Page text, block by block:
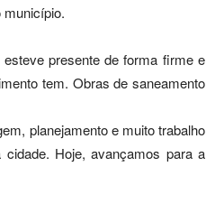
município.
presente de forma firme e
tem. Obras de saneamento
planejamento e muito trabalho
Hoje, avançamos para a